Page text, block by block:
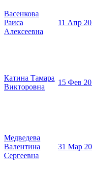
Васенкова
Раиса
Алексеевна
11 Апр
Катина Тамара
Викторовна
15 Фев
Медведева
Валентина
Сергеевна
31 Мар